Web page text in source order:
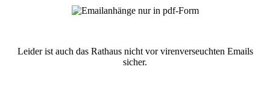
Leider ist auch das Rathaus nicht vor virenverseuchten Emails
sicher.